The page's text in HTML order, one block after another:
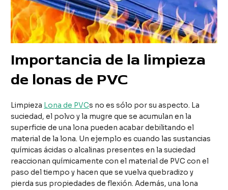
Importancia de la limpieza
de lonas de PVC
Limpieza Lona de PVCs no es sólo por su aspecto. La
suciedad, el polvo y la mugre que se acumulan en la
superficie de una lona pueden acabar debilitando el
material de la lona. Un ejemplo es cuando las sustancias
químicas ácidas o alcalinas presentes en la suciedad
reaccionan químicamente con el material de PVC con el
paso del tiempo y hacen que se vuelva quebradizo y
pierda sus propiedades de flexión. Además, una lona